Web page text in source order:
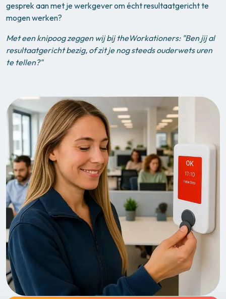
gesprek aan met je werkgever om écht resultaatgericht te
mogen werken?
Met een knipoog zeggen wij bij theWorkationers: "Ben jij al
resultaatgericht bezig, of zit je nog steeds ouderwets uren
te tellen?"